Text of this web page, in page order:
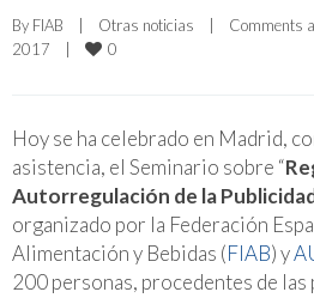
By FIAB Otras noticias Comments
2017
0
Hoy se ha celebrado en Madrid,
asistencia, el Seminario sobre “
Autorregulación de la
organizado por la Federación
Alimentación y Bebidas (FIAB) y
200 personas, procedentes de